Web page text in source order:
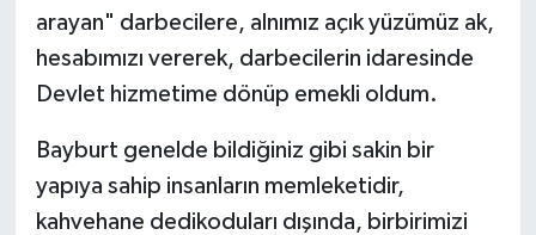
arayan" darbecilere, alnımız açık yüzümüz ak,
hesabımızı vererek, darbecilerin idaresinde
Devlet hizmetime dönüp emekli oldum.
Bayburt genelde bildiğiniz gibi sakin bir
yapıya sahip insanların memleketidir,
kahvehane dedikoduları dışında, birbirimizi